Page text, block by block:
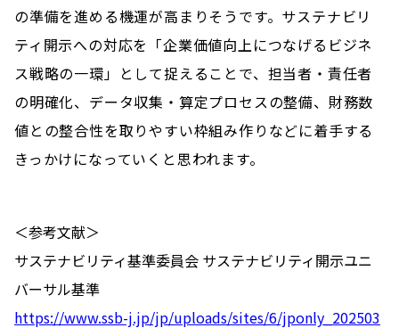
の準備を進める機運が高まりそうです。サステナビリ
ティ開示への対応を「企業価値向上につなげるビジネ
ス戦略の一環」として捉えることで、担当者・責任者
の明確化、データ収集・算定プロセスの整備、財務数
値との整合性を取りやすい枠組み作りなどに着手する
きっかけになっていくと思われます。
＜参考文献＞
サステナビリティ基準委員会 サステナビリティ開示ユニ
バーサル基準
https://www.ssb-j.jp/jp/uploads/sites/6/jponly_202503